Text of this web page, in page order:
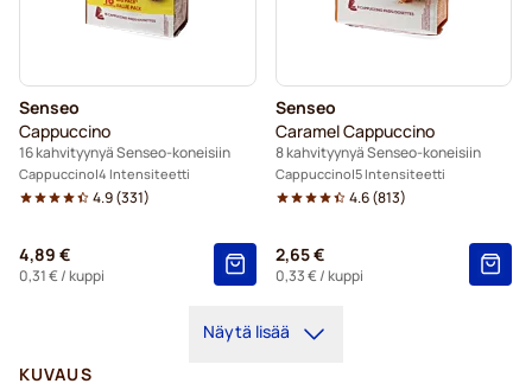
Senseo
Cappuccino
16 kahvityynyä Senseo-koneisiin
Cappuccino 4 Intensiteetti
4.9(331)
4,89 €
0,31 €/ kuppi
Senseo
Caramel Cappuccino
8 kahvityynyä Senseo-koneisiin
Cappuccino 5 Intensiteetti
4.6(813)
2,65 €
0,33 €/ kuppi
Näytä lisää
KUVAUS